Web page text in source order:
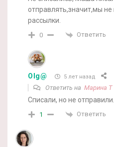
отправлять,значит,мы
рассылки.
0 Ответить
Olg@ 5 лет назад
Ответить на Марина Т
Списали, но не отправили.
1 Ответить